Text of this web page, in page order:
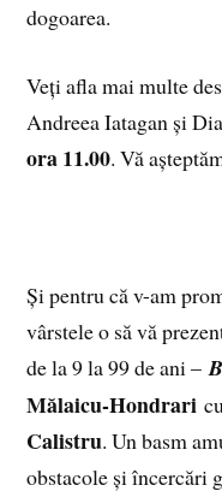
dogoarea.
Veți afla mai multe
Andreea Iatagan și
ora 11.00. Vă
Și pentru că v-am
vârstele o să vă
de la 9 la 99 de ani –
Mălaicu-Hondrari
Calistru. Un basm
obstacole și încercări